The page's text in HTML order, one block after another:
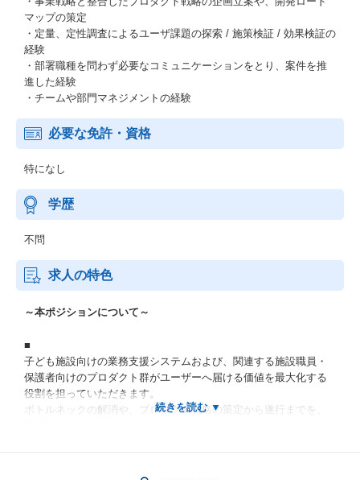
マップの策定
・定量、定性調査によるユーザ課題の探索 / 施策検証 / 効果検証の
経験
・部署職種を問わず必要なコミュニケーションをとり、案件を推
進した経験
・チームや部門マネジメントの経験
必要な免許・資格
特になし
学歴
不問
求人の特色
～本ポジションについて～
■
子ども施設向けの業務支援システムおよび、関連する施設職員・
保護者向けのプロダクト群がユーザーへ届ける価値を最大化する
役割を担っていただきます。
ボトルネックの解消や、プロダクト戦略の策定から遂行までを、